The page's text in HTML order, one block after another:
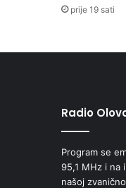
prije 19 sati
Radio
Program se
95,1 MHz i na
našoj